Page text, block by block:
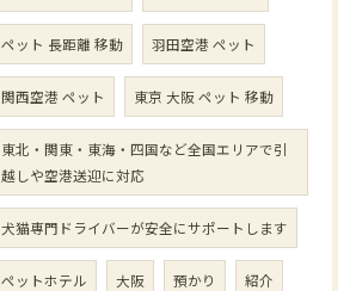
ペット 長距離 移動 羽田空港 ペット
関西空港 ペット 東京 大阪 ペット 移動
東北・関東・東海・四国など全国エリアで引
越しや空港送迎に対応
犬猫専門ドライバーが安全にサポートします
ペットホテル 大阪 預かり 紹介